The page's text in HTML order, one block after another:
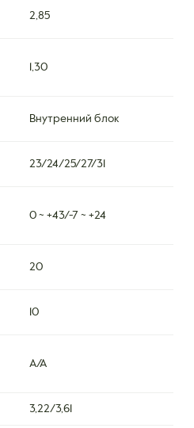
2,85
1,30
Внутренний блок
23/24/25/27/31
0 ~ +43/-7 ~ +24
20
10
А/А
3,22/3,61